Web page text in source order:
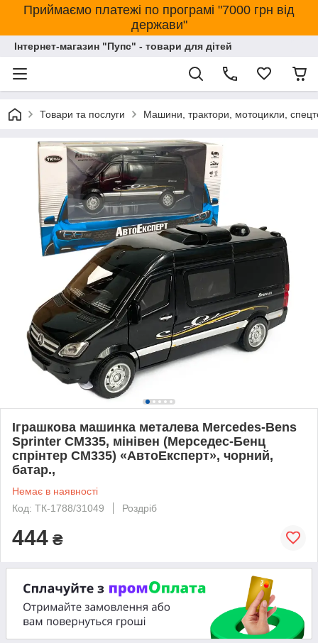
Приймаємо платежі по програмі "7000 грн від
держави"
Інтернет-магазин "Пупс" - товари для дітей
Товари та послуги Машини, трактори, мотоцикли,
Іграшкова машинка металева Mercedes-Bens
Sprinter CM335, мінівен (Мерседес-Бенц
спрінтер CM335) «АвтоЕксперт», чорний,
батар.,
Немає в наявності
Код: ТК-1788/31049
Роздріб
444 ₴